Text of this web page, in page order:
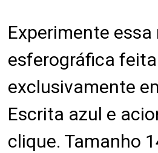
Experimente
esferográfica feita
exclusivamente
Escrita azul e
clique. Tamanho